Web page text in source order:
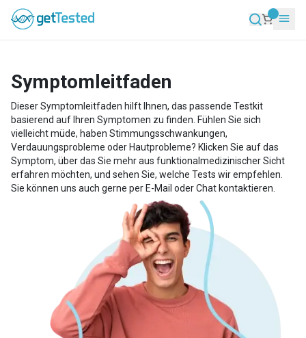
Symptomleitfaden
Dieser Symptomleitfaden hilft Ihnen, das passende Testkit
basierend auf Ihren Symptomen zu finden. Fühlen Sie sich
vielleicht müde, haben Stimmungsschwankungen,
Verdauungsprobleme oder Hautprobleme? Klicken Sie auf das
Symptom, über das Sie mehr aus funktionalmedizinischer Sicht
erfahren möchten, und sehen Sie, welche Tests wir empfehlen.
Sie können uns auch gerne per E-Mail oder Chat kontaktieren.